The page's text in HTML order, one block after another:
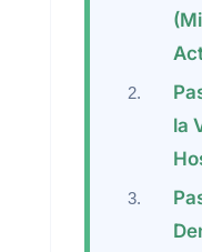
la